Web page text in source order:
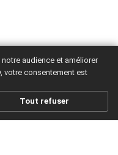
audience et améliorer
votre consentement est
Tout refuser